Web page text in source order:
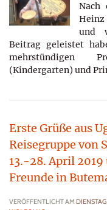
Nach
Heinz
und
Beitrag geleistet
mehrstündigen
(Kindergarten) und
Erste Grüße aus
Reisegruppe von
13.-28. April
Freunde in
VERÖFFENTLICHT AM